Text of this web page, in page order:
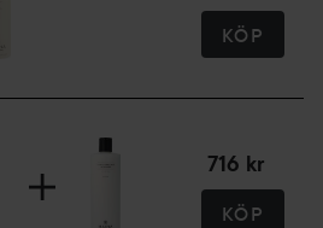
KÖP
716 kr
KÖP